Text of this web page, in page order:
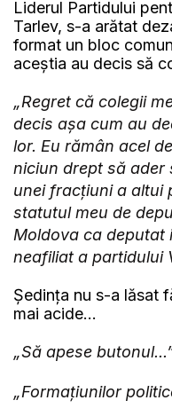
Liderul Partidului
Tarlev, s-a arătat
format un bloc
aceștia au decis să
„Regret că colegii
decis așa cum au
lor. Eu rămân acel
niciun drept să ader
unei fracțiuni a altui
statutul meu de
Moldova ca deputat
neafiliat a partidului
Ședința nu s-a lăsat
mai acide...
„Să apese
„Formațiunilor